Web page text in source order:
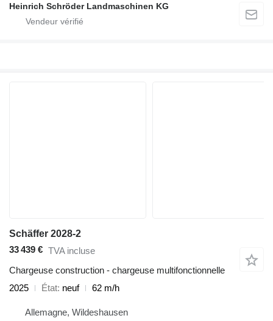
Heinrich Schröder Landmaschinen KG
Schäffer 2028-2
33 439 € TVA incluse
Chargeuse construction - chargeuse multifonctionnelle
2025
État neuf 62 m/h
Allemagne, Wildeshausen